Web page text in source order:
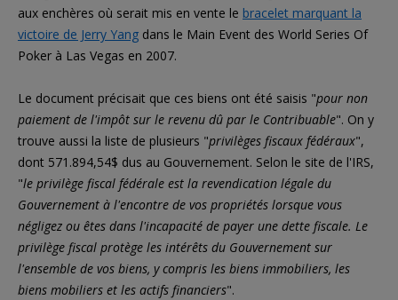
aux enchères où serait mis en vente le bracelet marquant la
victoire de Jerry Yang dans le Main Event des World Series Of
Poker à Las Vegas en 2007.
Le document précisait que ces biens ont été saisis "pour non
paiement de l'impôt sur le revenu dû par le Contribuable". On y
trouve aussi la liste de plusieurs "privilèges fiscaux fédéraux",
dont 571.894,54$ dus au Gouvernement. Selon le site de l'IRS,
"le privilège fiscal fédérale est la revendication légale du
Gouvernement à l'encontre de vos propriétés lorsque vous
négligez ou êtes dans l'incapacité de payer une dette fiscale. Le
privilège fiscal protège les intérêts du Gouvernement sur
l'ensemble de vos biens, y compris les biens immobiliers, les
biens mobiliers et les actifs financiers".